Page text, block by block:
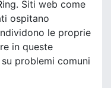
Siti web come
ospitano
le proprie
in queste
problemi comuni